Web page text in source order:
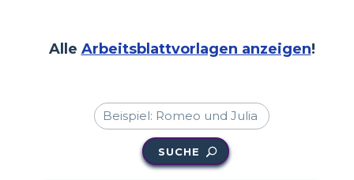
Alle Arbeitsblattvorlagen anzeigen!
SUCHE